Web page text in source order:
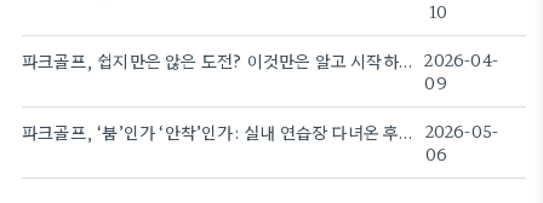
10
파크골프, 쉽지만은 않은 도전? 이것만은 알고 시작하자 2026-04-
09
파크골프, ‘붐’인가 ‘안착’인가: 실내 연습장 다녀온 후기
2026-05-
06